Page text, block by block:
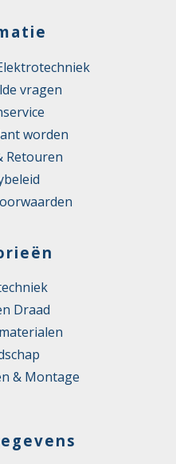
vragen
worden
Retouren
Draad
& Montage